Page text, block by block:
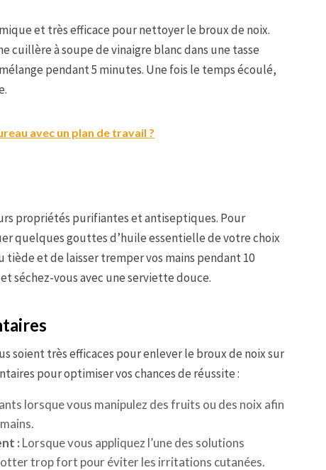
et très efficace pour nettoyer le broux de noix.
cuillère à soupe de vinaigre blanc dans une tasse
pendant 5 minutes. Une fois le temps écoulé,
avec un plan de travail ?
propriétés purifiantes et antiseptiques. Pour
quelques gouttes d’huile essentielle de votre choix
tiède et de laisser tremper vos mains pendant 10
séchez-vous avec une serviette douce.
soient très efficaces pour enlever le broux de noix sur
pour optimiser vos chances de réussite :
lorsque vous manipulez des fruits ou des noix afin
: Lorsque vous appliquez l’une des solutions
trop fort pour éviter les irritations cutanées.